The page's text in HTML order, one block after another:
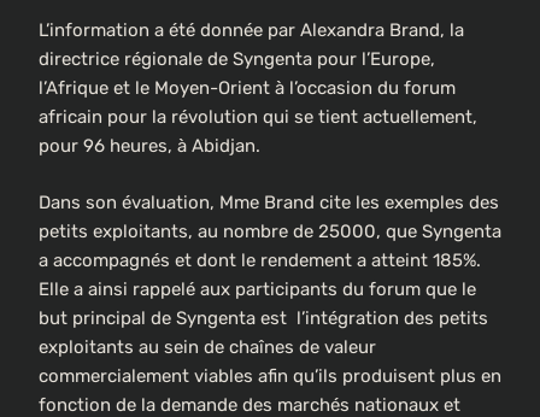
L’information a été donnée par Alexandra Brand, la
directrice régionale de Syngenta pour l’Europe,
l’Afrique et le Moyen-Orient à l’occasion du forum
africain pour la révolution qui se tient actuellement,
pour 96 heures, à Abidjan.
Dans son évaluation, Mme Brand cite les exemples des
petits exploitants, au nombre de 25000, que Syngenta
a accompagnés et dont le rendement a atteint 185%.
Elle a ainsi rappelé aux participants du forum que le
but principal de Syngenta est l’intégration des petits
exploitants au sein de chaînes de valeur
commercialement viables afin qu’ils produisent plus en
fonction de la demande des marchés nationaux et